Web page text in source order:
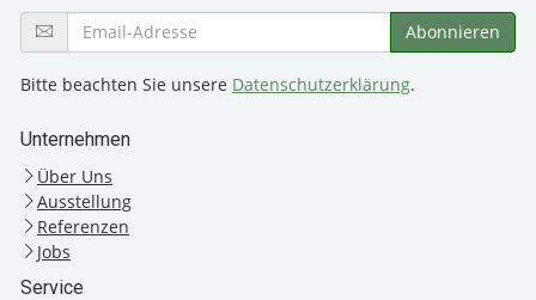
Bitte beachten Sie unsere Datenschutzerklärung.
Unternehmen
Über Uns
Ausstellung
Referenzen
Jobs
Service